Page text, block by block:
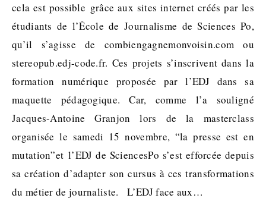
cela est possible grâce aux sites internet créés par les
étudiants de l’École de Journalisme de Sciences Po,
qu’il s’agisse de combiengagnemonvoisin.com ou
stereopub.edj-code.fr. Ces projets s’inscrivent dans la
formation numérique proposée par l’EDJ dans sa
maquette pédagogique. Car, comme l’a souligné
Jacques-Antoine Granjon lors de la masterclass
organisée le samedi 15 novembre, “la presse est en
mutation”et l’EDJ de SciencesPo s’est efforcée depuis
sa création d’adapter son cursus à ces transformations
du métier de journaliste. L’EDJ face aux…